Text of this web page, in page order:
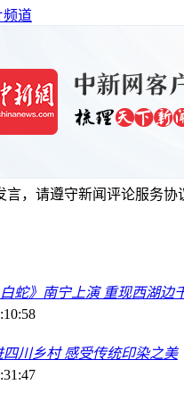
频道
言，请遵守新闻评论服务协
蛇》南宁上演 重现西湖边
川乡村 感受传统印染之美